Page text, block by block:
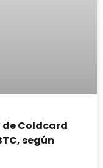
Coldcard
según